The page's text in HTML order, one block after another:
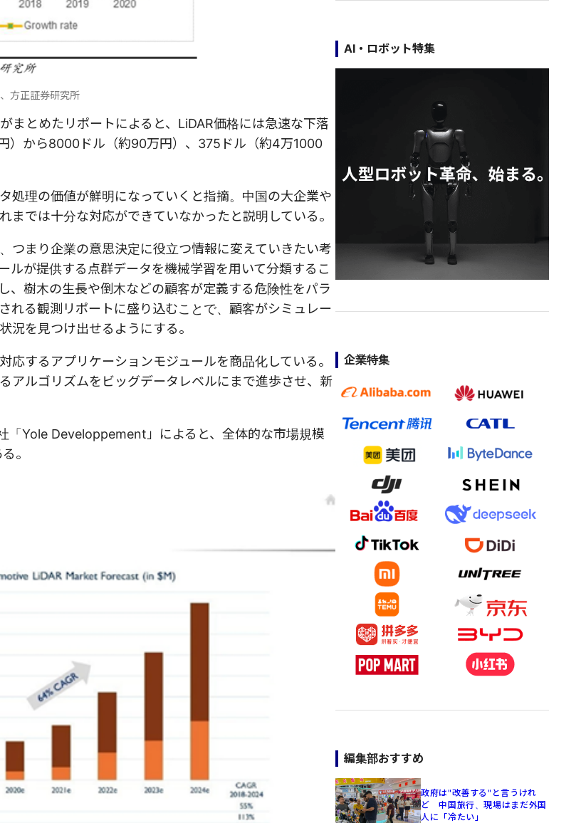
方正証券研究所
とめたリポートによると、LiDAR価格には急速な下落
）から8000ドル（約90万円）、375ドル（約4万1000
処理の価値が鮮明になっていくと指摘。中国の大企業や
では十分な対応ができていなかったと説明している。
つまり企業の意思決定に役立つ情報に変えていきたい考
ルが提供する点群データを機械学習を用いて分類するこ
、樹木の生長や倒木などの顧客が定義する危険性をパラ
れる観測リポートに盛り込むことで、顧客がシミュレー
況を見つけ出せるようにする。
するアプリケーションモジュールを商品化している。
アルゴリズムをビッグデータレベルにまで進歩させ、新
「Yole Developpement」によると、全体的な市場規模
。
AI・ロボット特集
企業特集
編集部おすすめ
政府は"改善する"と言うけれ
ど 中国旅行、現場はまだ外国
人に「冷たい」